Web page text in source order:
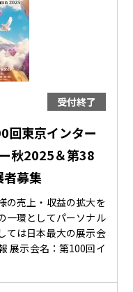
受付終了
回東京インター
秋2025＆第38
募集
の売上・収益の拡大を
一環としてパーソナル
ては日本最大の展示会
展示会名：第100回イ